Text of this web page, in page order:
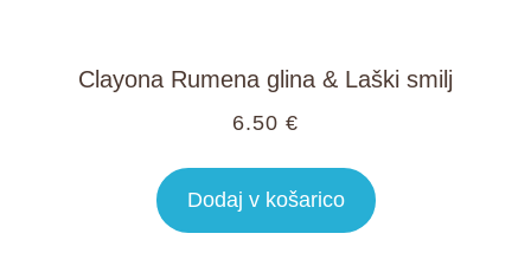
Clayona Rumena glina & Laški smilj
6.50 €
Dodaj v košarico